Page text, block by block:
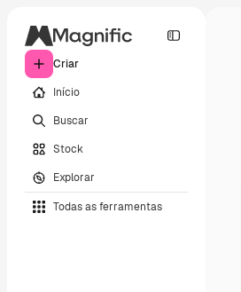
Criar
Início
Buscar
Stock
Explorar
Todas as ferramentas